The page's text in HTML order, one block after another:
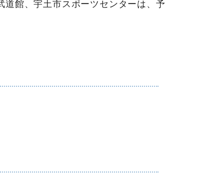
館、宇土市スポーツセンターは、予